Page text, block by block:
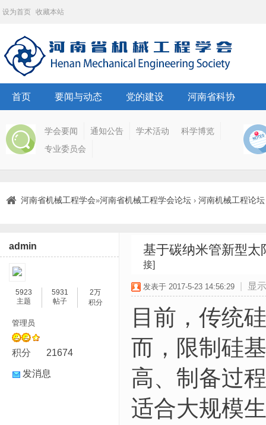
设为首页 收藏本站
首页 要闻与动态 党的建设 河南省科协
学会要闻 通知公告 学术活动
科学博览
专业委员会
河南省机械工程学会»河南省机械工程学会论坛 › 河南机械工程论坛
admin
5923
主题
5931
帖子
2万
积分
管理员
积分 21674
发消息
基于碳纳米管新型
接]
发表于 2017-5-23 14:56:29 显
目前，传统
而，限制硅
高、制备过
适合大规模